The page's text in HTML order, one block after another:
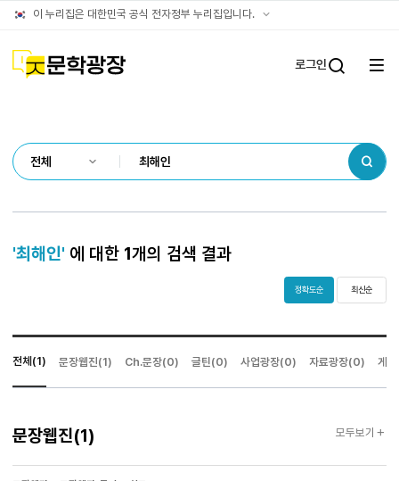
이 누리집은 대한민국 공식 전자정부 누리집입니다. 공식
문학광장 로그인
전체
결과
검색
'최해인' 에 대한 1개의 검색 결과
정확도순 최신순
전체(1) 문장웹진(1) Ch.문장(0) 글틴(0) 사업광장(0) 자료광장(0) 게
문장웹진(1) 문장웹진
모두보기